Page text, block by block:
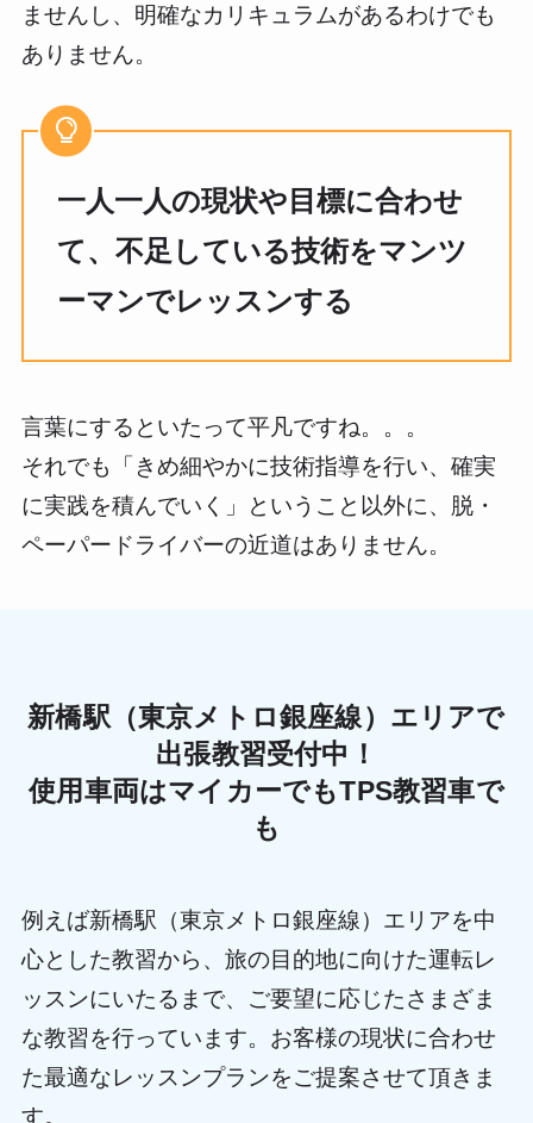
ませんし、明確なカリキュラムがあるわけでも
ありません。
一人一人の現状や目標に合わせ
て、不足している技術をマンツ
ーマンでレッスンする
言葉にするといたって平凡ですね。。。
それでも「きめ細やかに技術指導を行い、確実
に実践を積んでいく」ということ以外に、脱・
ペーパードライバーの近道はありません。
新橋駅（東京メトロ銀座線）エリアで
出張教習受付中！
使用車両はマイカーでもTPS教習車で
も
例えば新橋駅（東京メトロ銀座線）エリアを中
心とした教習から、旅の目的地に向けた運転レ
ッスンにいたるまで、ご要望に応じたさまざま
な教習を行っています。お客様の現状に合わせ
た最適なレッスンプランをご提案させて頂きま
す。